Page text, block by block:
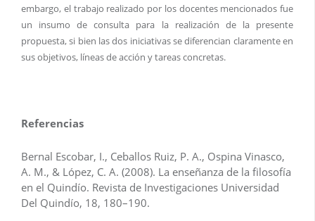
embargo, el trabajo realizado por los docentes mencionados fue
un insumo de consulta para la realización de la presente
propuesta, si bien las dos iniciativas se diferencian claramente en
sus objetivos, líneas de acción y tareas concretas.
Referencias
Bernal Escobar, I., Ceballos Ruiz, P. A., Ospina Vinasco,
A. M., & López, C. A. (2008). La enseñanza de la filosofía
en el Quindío. Revista de Investigaciones Universidad
Del Quindío, 18, 180–190.